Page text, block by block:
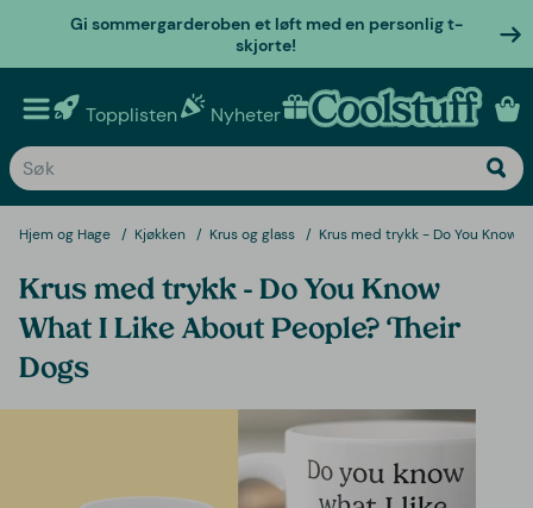
Gi sommergarderoben et løft med en personlig t-
skjorte!
Topplisten Nyheter Personlige gaver
Hjem og Hage Kjøkken Krus og glass Krus med trykk - Do You Know
Krus med trykk - Do You Know
What I Like About People? Their
Dogs